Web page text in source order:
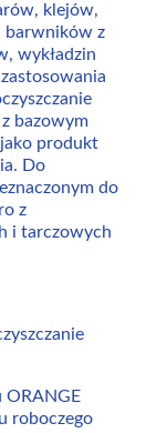
klejów,
barwników z
wykładzin
bazowym
produkt
Do
do
z
i tarczowych
ORANGE
roboczego